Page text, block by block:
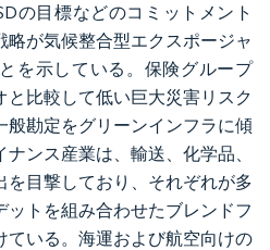
の目標などのコミットメント
略が気候整合型エクスポージャ
を示している。保険グループ
と比較して低い巨大災害リスク
勘定をグリーンインフラに傾
ンス産業は、輸送、化学品、
を目撃しており、それぞれが多
ットを組み合わせたブレンドフ
ている。海運および航空向けの